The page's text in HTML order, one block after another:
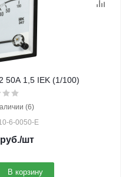
50А 1,5 IEK (1/100)
(6)
6-0050-E
руб./шт
В корзину